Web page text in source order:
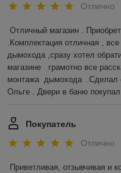
Отлично
Отличный магазин .
.Комплектация отличная ,
дымохода ,сразу хотел
магазине   грамотно все
монтажа  дымохода  .Сделал
Ольге . Двери в баню
Покупатель
Отлично
Приветливая, отзывчивая и